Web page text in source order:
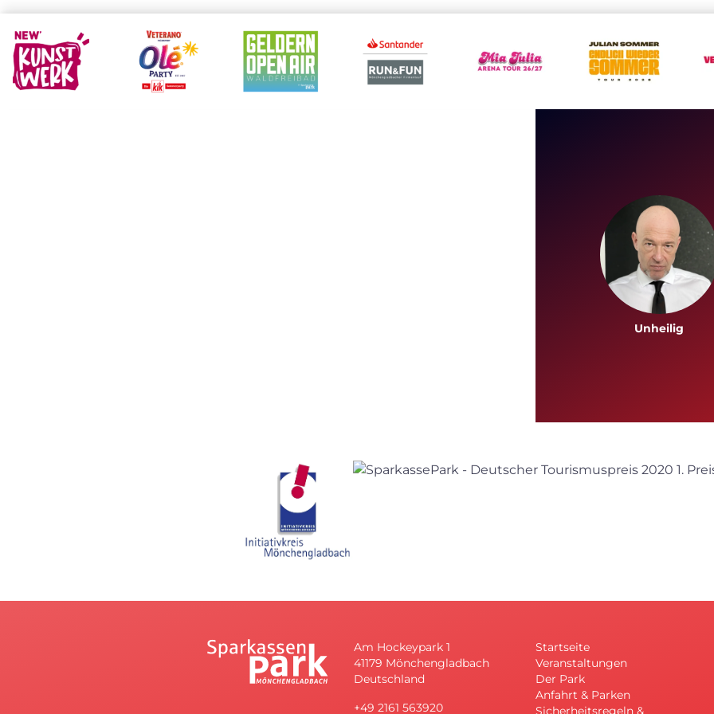
Unheilig
Am Hockeypark 1
41179 Mönchengladbach
Deutschland
+49 2161 563920
Startseite
Veranstaltungen
Der Park
Anfahrt & Parken
Sicherheitsregeln &